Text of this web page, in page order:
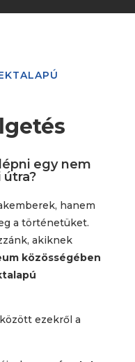
egy nem
útra?
hanem
a történetüket.
akiknek
közösségében
ezekről a